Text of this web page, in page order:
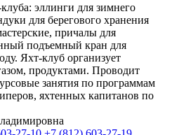
эллинги для зимнего
для берегового хранения
причалы для
подъемный кран для
Яхт-клуб организует
продуктами. Проводит
занятия по программам
яхтенных капитанов по